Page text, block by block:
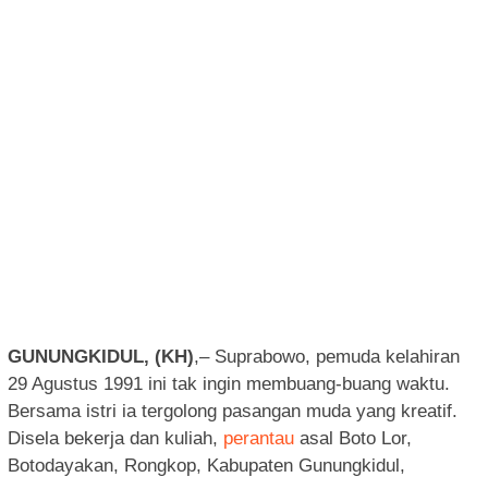
GUNUNGKIDUL, (KH),– Suprabowo, pemuda kelahiran
29 Agustus 1991 ini tak ingin membuang-buang waktu.
Bersama istri ia tergolong pasangan muda yang kreatif.
Disela bekerja dan kuliah, perantau asal Boto Lor,
Botodayakan, Rongkop, Kabupaten Gunungkidul,